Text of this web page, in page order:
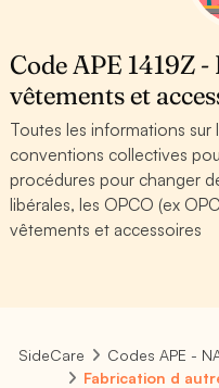
Code APE 1419Z
vêtements et
Toutes les informations sur
conventions collectives
procédures pour changer
libérales, les OPCO (ex
vêtements et accessoires
SideCare
Codes APE -
Fabrication d